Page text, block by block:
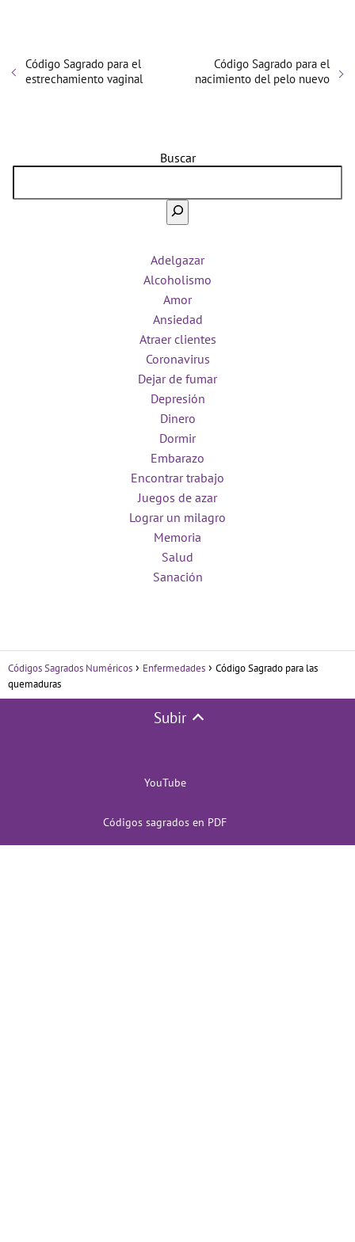
Código Sagrado para el
estrechamiento vaginal
Código Sagrado para el
nacimiento del pelo nuevo
Buscar
Adelgazar
Alcoholismo
Amor
Ansiedad
Atraer clientes
Coronavirus
Dejar de fumar
Depresión
Dinero
Dormir
Embarazo
Encontrar trabajo
Juegos de azar
Lograr un milagro
Memoria
Salud
Sanación
Códigos Sagrados Numéricos Enfermedades
Código Sagrado para las
quemaduras
Subir
YouTube
Códigos sagrados en PDF